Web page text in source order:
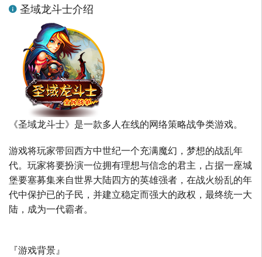
圣域龙斗士介绍
《圣域龙斗士》是一款多人在线的网络策略战争类游戏。
游戏将玩家带回西方中世纪一个充满魔幻，梦想的战乱年
代。玩家将要扮演一位拥有理想与信念的君主，占据一座城
堡要塞募集来自世界大陆四方的英雄强者，在战火纷乱的年
代中保护已的子民，并建立稳定而强大的政权，最终统一大
陆，成为一代霸者。
『游戏背景』